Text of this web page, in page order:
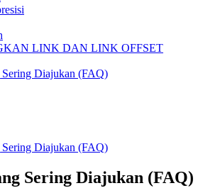
LINK DAN LINK OFFSET
Sering Diajukan (FAQ)
Sering Diajukan (FAQ)
Sering Diajukan (FAQ)